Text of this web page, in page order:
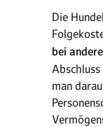
Die
bei
man